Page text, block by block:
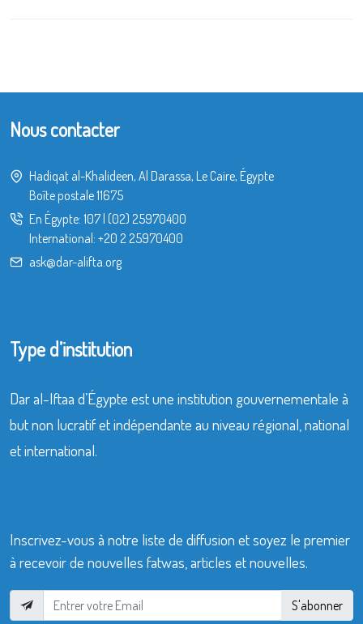
Nous contacter
Hadiqat al-Khalideen, Al Darassa, Le Caire, Égypte
Boîte postale 11675
En Égypte: 107| (02) 25970400
International: +20 2 25970400
ask@dar-alifta.org
Type d’institution
Dar al-Iftaa d’Égypte est une institution gouvernementale à
but non lucratif et indépendante au niveau régional, national
et international.
Inscrivez-vous à notre liste de diffusion et soyez le premier
à recevoir de nouvelles fatwas, articles et nouvelles.
S'abonner